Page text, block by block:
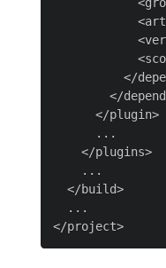
</
</
      </plugin>
      ...
    </plugins>
    ...
  </build>
  ...